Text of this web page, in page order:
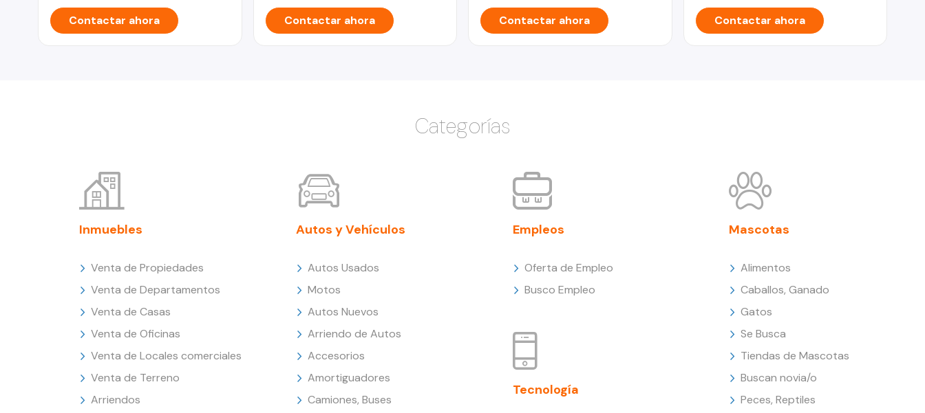
Contactar ahora Contactar ahora Contactar ahora Contactar ahora
Categorías
Inmuebles
Venta de Propiedades
Venta de Departamentos
Venta de Casas
Venta de Oficinas
Venta de Locales comerciales
Venta de Terreno
Arriendos
Autos y Vehículos
Autos Usados
Motos
Autos Nuevos
Arriendo de Autos
Accesorios
Amortiguadores
Camiones, Buses
Empleos
Oferta de Empleo
Busco Empleo
Tecnología
Mascotas
Alimentos
Caballos, Ganado
Gatos
Se Busca
Tiendas de Mascotas
Buscan novia/o
Peces, Reptiles